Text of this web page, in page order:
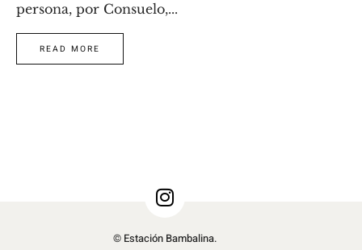
persona, por Consuelo,...
READ MORE
© Estación Bambalina.